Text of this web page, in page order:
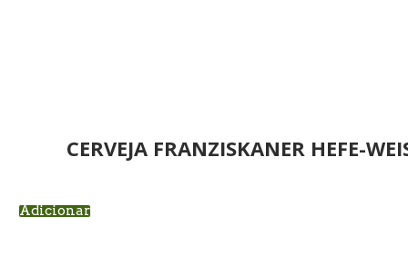
CERVEJA FRANZISKANER HEFE-
Adicionar